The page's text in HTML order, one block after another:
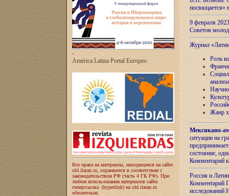
-
América Latina Portal Europeo
Все права на материалы, находящиеся на сайте
old.ilaran.ru, охраняются в соответствии с
законодательством РФ (часть 4 ГК РФ). При
любом использовании материалов сайта
гиперссылка (hyperlink) на old.ilaran.ru
обязательна.
посвящается»
9 февраля
Советов
Журнал
Роль
анализа
Жанр
Мексикано-
ситуации на
состояние,
Комментарий
Россия и
Комментарий